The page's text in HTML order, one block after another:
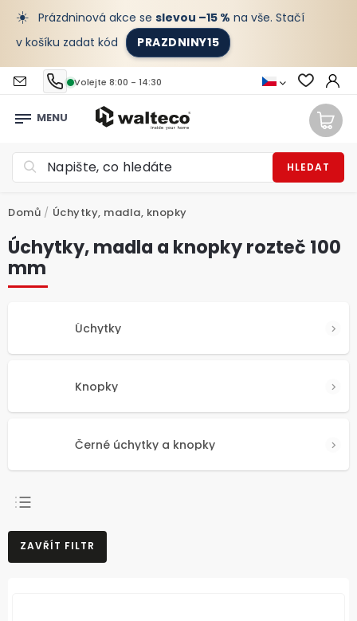
☀️ Prázdninová akce se slevou –15 % na vše. Stačí
v košíku zadat kód
PRAZDNINY15
Volejte 8:00 - 14:30
HLEDAT
Domů / Úchytky, madla, knopky
Úchytky, madla a knopky rozteč 100
mm
Úchytky
Knopky
Černé úchytky a knopky
NEJPRODÁVANĚJŠÍ
NEJLEVNĚJŠÍ
ZAVŘÍT FILTR